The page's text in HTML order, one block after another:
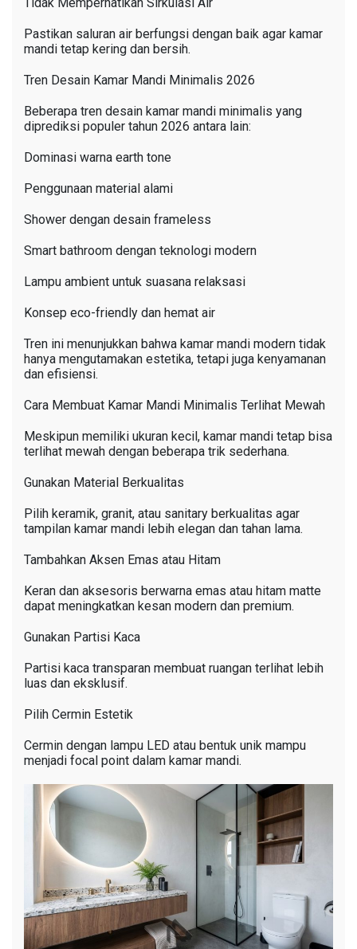
Pastikan saluran air berfungsi dengan baik agar kamar
mandi tetap kering dan bersih.
Tren Desain Kamar Mandi Minimalis 2026
Beberapa tren desain kamar mandi minimalis yang
diprediksi populer tahun 2026 antara lain:
Dominasi warna earth tone
Penggunaan material alami
Shower dengan desain frameless
Smart bathroom dengan teknologi modern
Lampu ambient untuk suasana relaksasi
Konsep eco-friendly dan hemat air
Tren ini menunjukkan bahwa kamar mandi modern tidak
hanya mengutamakan estetika, tetapi juga kenyamanan
dan efisiensi.
Cara Membuat Kamar Mandi Minimalis Terlihat Mewah
Meskipun memiliki ukuran kecil, kamar mandi tetap bisa
terlihat mewah dengan beberapa trik sederhana.
Gunakan Material Berkualitas
Pilih keramik, granit, atau sanitary berkualitas agar
tampilan kamar mandi lebih elegan dan tahan lama.
Tambahkan Aksen Emas atau Hitam
Keran dan aksesoris berwarna emas atau hitam matte
dapat meningkatkan kesan modern dan premium.
Gunakan Partisi Kaca
Partisi kaca transparan membuat ruangan terlihat lebih
luas dan eksklusif.
Pilih Cermin Estetik
Cermin dengan lampu LED atau bentuk unik mampu
menjadi focal point dalam kamar mandi.